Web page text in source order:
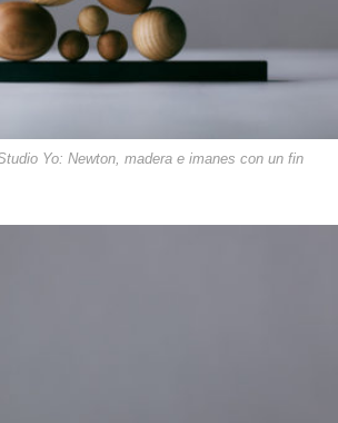
Yo: Newton, madera e imanes con un fin